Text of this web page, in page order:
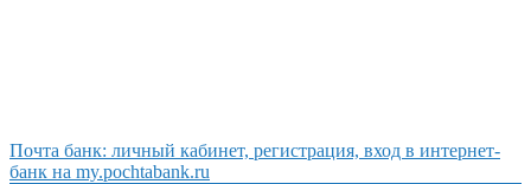
Почта банк: личный кабинет, регистрация, вход в интернет-
банк на my.pochtabank.ru